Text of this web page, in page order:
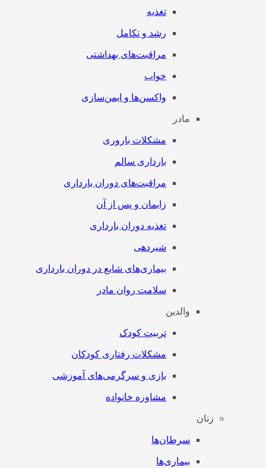
تغذیه
رشد و تکامل
مراقبت‌های بهداشتی
خواب
واکسن‌ها و ایمن‌سازی
مادر
مشکلات باروری
بارداری سالم
مراقبت‌های دوران بارداری
زایمان و پس از آن
تغذیه دوران بارداری
شیردهی
بیماری‌های شایع در دوران بارداری
سلامت روان مادر
والدین
تربیت کودک
مشکلات رفتاری کودکان
بازی و سرگرمی‌های آموزشی
مشاوره خانواده
زنان
سرطان‌‌ها
بیماری‌ها